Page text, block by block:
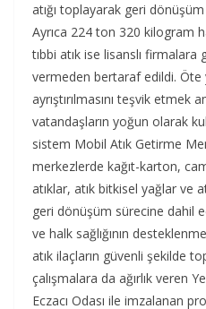
atığı toplayarak geri
Ayrıca 224 ton 320 kilogram
tıbbi atık ise lisanslı
vermeden bertaraf edildi. Öte
ayrıştırılmasını teşvik etmek
vatandaşların yoğun olarak
sistem Mobil Atık Getirme
merkezlerde kağıt-karton,
atıklar, atık bitkisel yağlar ve
geri dönüşüm sürecine dahil
ve halk sağlığının
atık ilaçların güvenli şekilde
çalışmalara da ağırlık veren
Eczacı Odası ile imzalanan